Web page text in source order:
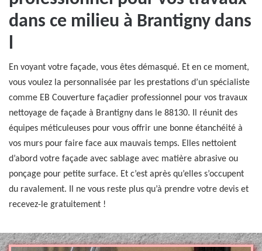
dans ce milieu à Brantigny dans
l
En voyant votre façade, vous êtes démasqué. Et en ce moment,
vous voulez la personnalisée par les prestations d’un spécialiste
comme EB Couverture façadier professionnel pour vos travaux
nettoyage de façade à Brantigny dans le 88130. Il réunit des
équipes méticuleuses pour vous offrir une bonne étanchéité à
vos murs pour faire face aux mauvais temps. Elles nettoient
d’abord votre façade avec sablage avec matière abrasive ou
ponçage pour petite surface. Et c’est après qu’elles s’occupent
du ravalement. Il ne vous reste plus qu’à prendre votre devis et
recevez-le gratuitement !